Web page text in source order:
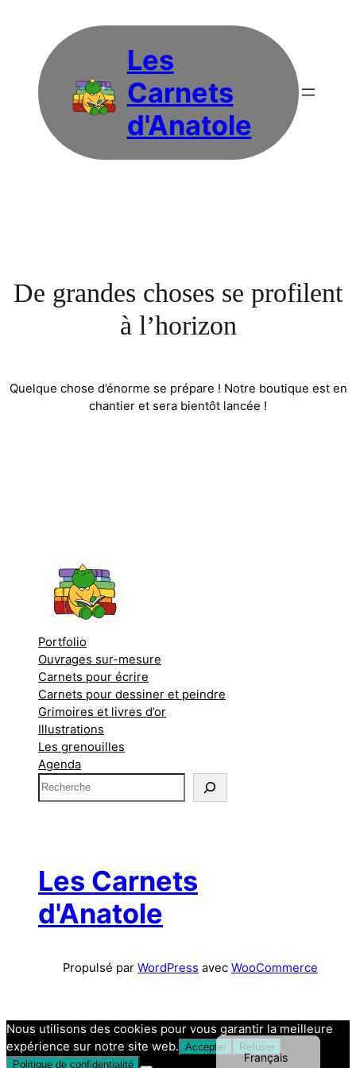
Les
Carnets
d'Anatole
De grandes choses se profilent
à l’horizon
Quelque chose d’énorme se prépare ! Notre boutique est en
chantier et sera bientôt lancée !
Portfolio
Ouvrages sur-mesure
Carnets pour écrire
Carnets pour dessiner et peindre
Grimoires et livres d’or
Illustrations
Les grenouilles
Agenda
R
e
r
c
e
Les Carnets
d'Anatole
Propulsé par WordPress avec WooCommerce
Français
English (UK)
Nous utilisons des cookies pour vous garantir la meilleure
expérience sur notre site web. Accepter
Refuser
Politique de confidentialité